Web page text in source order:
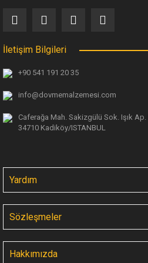
İletişim Bilgileri
+90 541 191 20 35
info@dovmemalzemesi.com
Caferağa Mah. Sakizgülü Sok. Işık Ap.
34710 Kadiköy/ISTANBUL
Yardım
Sözleşmeler
Hakkımızda